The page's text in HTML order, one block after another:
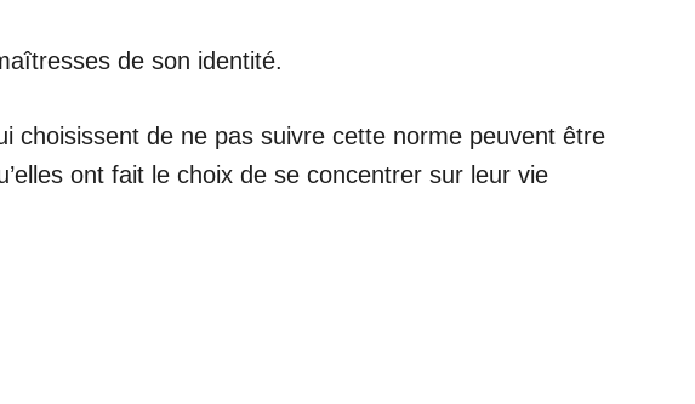
de son identité.
choisissent de ne pas suivre cette norme peuvent être
ont fait le choix de se concentrer sur leur vie